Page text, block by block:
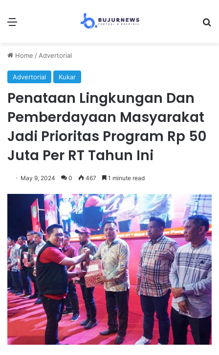
Menu
Home / Advertorial
Advertorial Kukar
Penataan Lingkungan Dan
Pemberdayaan Masyarakat
Jadi Prioritas Program Rp 50
Juta Per RT Tahun Ini
May 9, 2024 0 467 1 minute read